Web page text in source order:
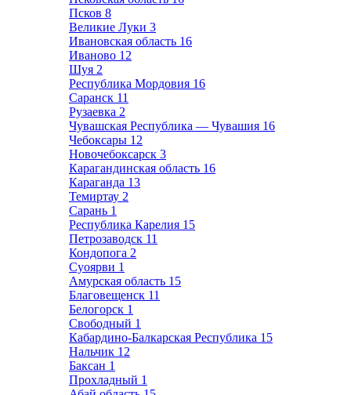
Псков 8
Великие Луки 3
Ивановская область 16
Иваново 12
Шуя 2
Республика Мордовия 16
Саранск 11
Рузаевка 2
Чувашская Республика — Чувашия 16
Чебоксары 12
Новочебоксарск 3
Карагандинская область 16
Караганда 13
Темиртау 2
Сарань 1
Республика Карелия 15
Петрозаводск 11
Кондопога 2
Суоярви 1
Амурская область 15
Благовещенск 11
Белогорск 1
Свободный 1
Кабардино-Балкарская Республика 15
Нальчик 12
Баксан 1
Прохладный 1